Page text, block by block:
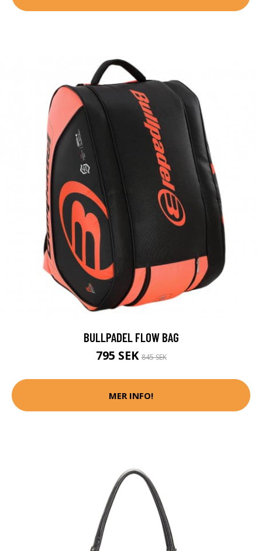
BULLPADEL FLOW BAG
795 SEK845 SEK
MER INFO!